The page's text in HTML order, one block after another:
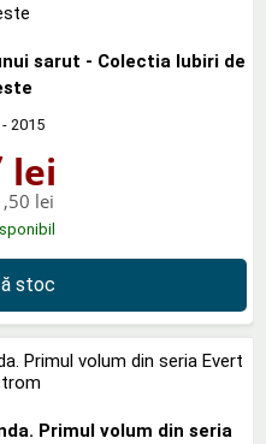
sarut - Colectia Iubiri de
- 2015
lei
lei
stoc
Primul volum din seria